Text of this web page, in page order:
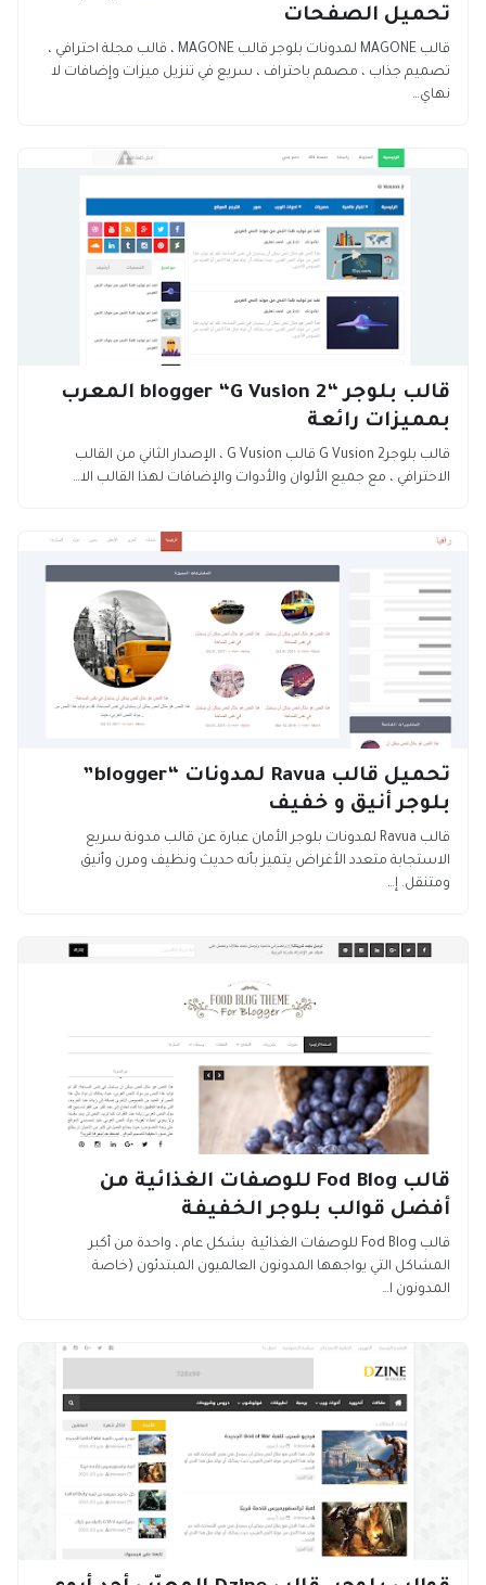
تحميل الصفحات
قالب MAGONE لمدونات بلوجر قالب MAGONE ، قالب مجلة احترافي ،
تصميم جذاب ، مصمم باحتراف ، سريع في تنزيل ميزات وإضافات لا
نهاي…
قالب بلوجر “blogger “G Vusion 2 المعرب
بمميزات رائعة
قالب بلوجرG Vusion 2 قالب G Vusion ، الإصدار الثاني من القالب
الاحترافي ، مع جميع الألوان والأدوات والإضافات لهذا القالب الا…
تحميل قالب Ravua لمدونات “blogger”
بلوجر أنيق و خفيف
قالب Ravua لمدونات بلوجر الأمان عبارة عن قالب مدونة سريع
الاستجابة متعدد الأغراض يتميز بأنه حديث ونظيف ومرن وأنيق
ومتنقل. إ…
قالب Fod Blog للوصفات الغذائية من
أفضل قوالب بلوجر الخفيفة
قالب Fod Blog للوصفات الغذائية بشكل عام ، واحدة من أكبر
المشاكل التي يواجهها المدونون العالميون المبتدئون (خاصة
المدونون ا…